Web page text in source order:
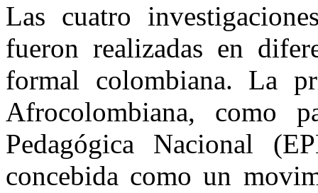
Las cuatro
fueron realizadas en
formal colombiana. La
Afrocolombiana, como
Pedagógica Nacional
concebida como un